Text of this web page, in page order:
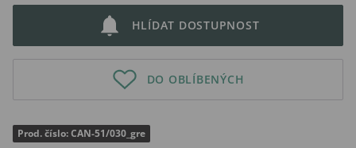
HLÍDAT DOSTUPNOST
DO OBLÍBENÝCH
Prod. číslo: CAN-51/030_gre